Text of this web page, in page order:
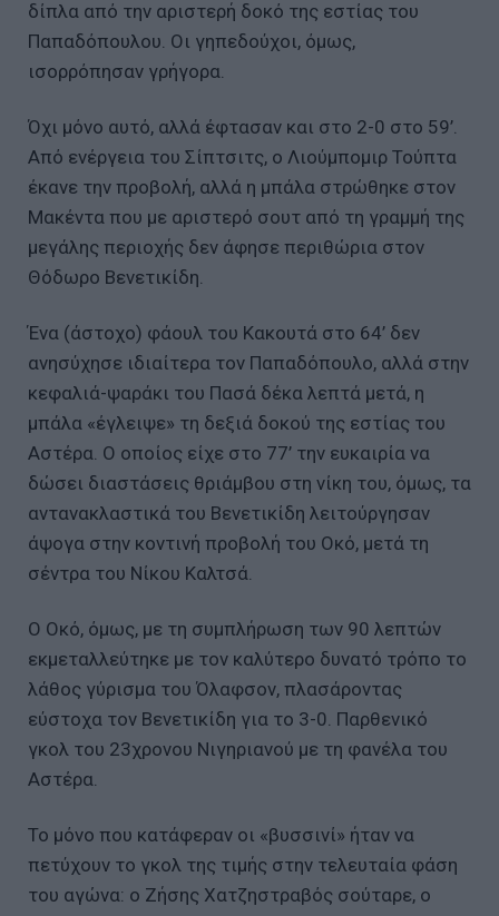
δίπλα από την αριστερή δοκό της εστίας του
Παπαδόπουλου. Οι γηπεδούχοι, όμως,
ισορρόπησαν γρήγορα.
Όχι μόνο αυτό, αλλά έφτασαν και στο 2-0 στο 59’.
Από ενέργεια του Σίπτσιτς, ο Λιούμπομιρ Τούπτα
έκανε την προβολή, αλλά η μπάλα στρώθηκε στον
Μακέντα που με αριστερό σουτ από τη γραμμή της
μεγάλης περιοχής δεν άφησε περιθώρια στον
Θόδωρο Βενετικίδη.
Ένα (άστοχο) φάουλ του Κακουτά στο 64’ δεν
ανησύχησε ιδιαίτερα τον Παπαδόπουλο, αλλά στην
κεφαλιά-ψαράκι του Πασά δέκα λεπτά μετά, η
μπάλα «έγλειψε» τη δεξιά δοκού της εστίας του
Αστέρα. Ο οποίος είχε στο 77’ την ευκαιρία να
δώσει διαστάσεις θριάμβου στη νίκη του, όμως, τα
αντανακλαστικά του Βενετικίδη λειτούργησαν
άψογα στην κοντινή προβολή του Οκό, μετά τη
σέντρα του Νίκου Καλτσά.
Ο Οκό, όμως, με τη συμπλήρωση των 90 λεπτών
εκμεταλλεύτηκε με τον καλύτερο δυνατό τρόπο το
λάθος γύρισμα του Όλαφσον, πλασάροντας
εύστοχα τον Βενετικίδη για το 3-0. Παρθενικό
γκολ του 23χρονου Νιγηριανού με τη φανέλα του
Αστέρα.
Το μόνο που κατάφεραν οι «βυσσινί» ήταν να
πετύχουν το γκολ της τιμής στην τελευταία φάση
του αγώνα: ο Ζήσης Χατζηστραβός σούταρε, ο